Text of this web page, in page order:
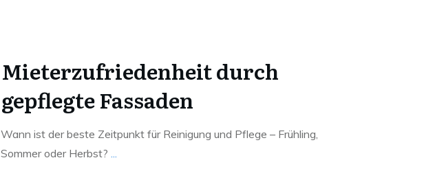
Mieterzufriedenheit durch
gepflegte Fassaden
Wann ist der beste Zeitpunkt für Reinigung und Pflege – Frühling,
Sommer oder Herbst? ...